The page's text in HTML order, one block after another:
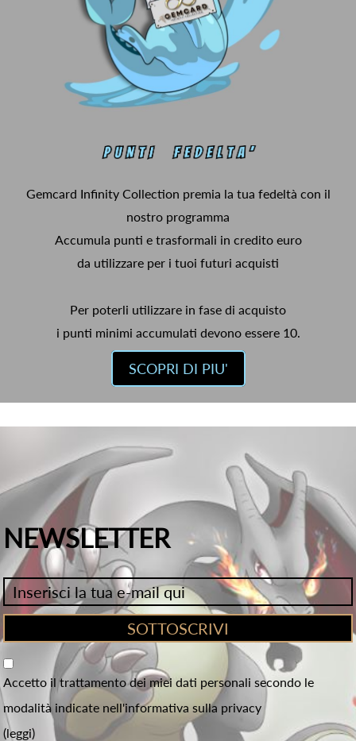
Gemcard Infinity Collection premia la tua fedeltà con il
nostro programma
Accumula punti e trasformali in credito euro
da utilizzare per i tuoi futuri acquisti
Per poterli utilizzare in fase di acquisto
i punti minimi accumulati devono essere 10.
SCOPRI DI PIU'
NEWSLETTER
Accetto il trattamento dei miei dati personali secondo le
modalità indicate nell'informativa sulla privacy
(leggi)